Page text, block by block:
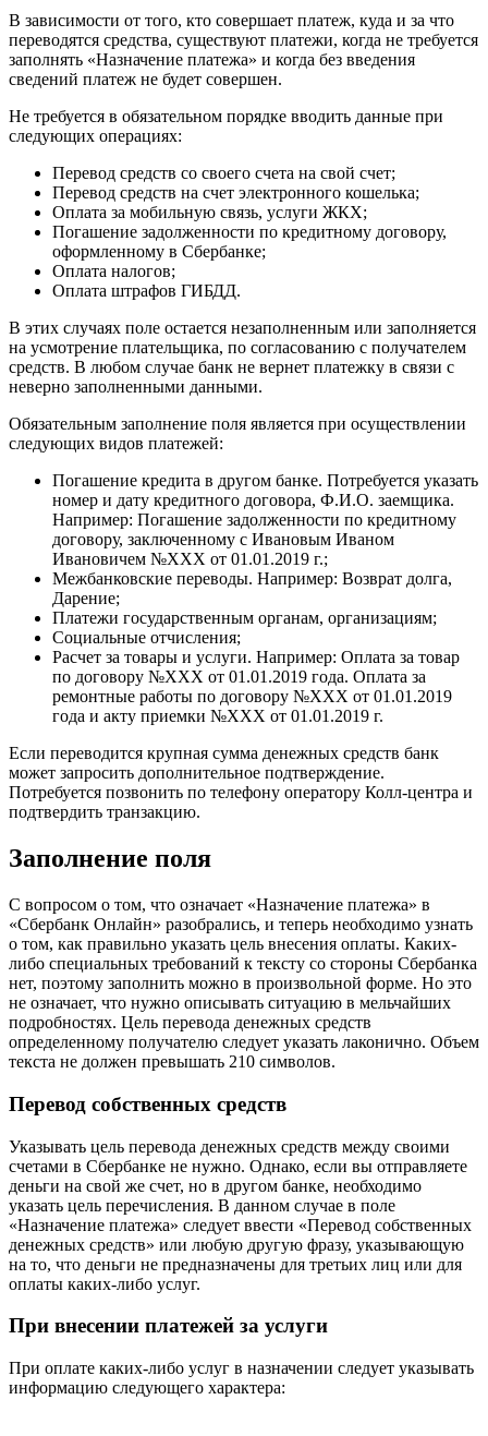
В зависимости от того, кто совершает платеж, куда и за что
переводятся средства, существуют платежи, когда не требуется
заполнять «Назначение платежа» и когда без введения
сведений платеж не будет совершен.
Не требуется в обязательном порядке вводить данные при
следующих операциях:
Перевод средств со своего счета на свой счет;
Перевод средств на счет электронного кошелька;
Оплата за мобильную связь, услуги ЖКХ;
Погашение задолженности по кредитному договору,
оформленному в Сбербанке;
Оплата налогов;
Оплата штрафов ГИБДД.
В этих случаях поле остается незаполненным или заполняется
на усмотрение плательщика, по согласованию с получателем
средств. В любом случае банк не вернет платежку в связи с
неверно заполненными данными.
Обязательным заполнение поля является при осуществлении
следующих видов платежей:
Погашение кредита в другом банке. Потребуется указать
номер и дату кредитного договора, Ф.И.О. заемщика.
Например: Погашение задолженности по кредитному
договору, заключенному с Ивановым Иваном
Ивановичем №ХХХ от 01.01.2019 г.;
Межбанковские переводы. Например: Возврат долга,
Дарение;
Платежи государственным органам, организациям;
Социальные отчисления;
Расчет за товары и услуги. Например: Оплата за товар
по договору №ХХХ от 01.01.2019 года. Оплата за
ремонтные работы по договору №ХХХ от 01.01.2019
года и акту приемки №ХХХ от 01.01.2019 г.
Если переводится крупная сумма денежных средств банк
может запросить дополнительное подтверждение.
Потребуется позвонить по телефону оператору Колл-центра и
подтвердить транзакцию.
Заполнение поля
С вопросом о том, что означает «Назначение платежа» в
«Сбербанк Онлайн» разобрались, и теперь необходимо узнать
о том, как правильно указать цель внесения оплаты. Каких-
либо специальных требований к тексту со стороны Сбербанка
нет, поэтому заполнить можно в произвольной форме. Но это
не означает, что нужно описывать ситуацию в мельчайших
подробностях. Цель перевода денежных средств
определенному получателю следует указать лаконично. Объем
текста не должен превышать 210 символов.
Перевод собственных средств
Указывать цель перевода денежных средств между своими
счетами в Сбербанке не нужно. Однако, если вы отправляете
деньги на свой же счет, но в другом банке, необходимо
указать цель перечисления. В данном случае в поле
«Назначение платежа» следует ввести «Перевод собственных
денежных средств» или любую другую фразу, указывающую
на то, что деньги не предназначены для третьих лиц или для
оплаты каких-либо услуг.
При внесении платежей за услуги
При оплате каких-либо услуг в назначении следует указывать
информацию следующего характера: